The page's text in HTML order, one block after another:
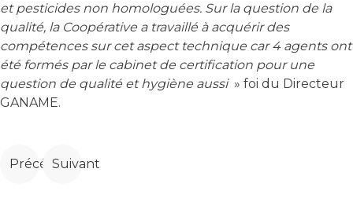
et pesticides non homologuées. Sur la question de la
qualité, la Coopérative a travaillé à acquérir des
compétences sur cet aspect technique car 4 agents ont
été formés par le cabinet de certification pour une
question de qualité et hygiène aussi » foi du Directeur
GANAME.
Article précédent : Promotion de la sécurité
PrécédentArticle suivant : Renforcement des capacités
Suivant